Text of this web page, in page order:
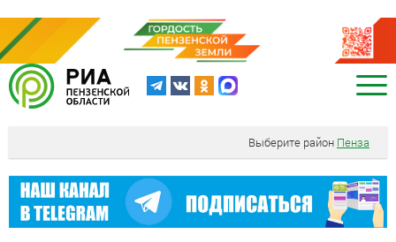
Выберите район Пенза